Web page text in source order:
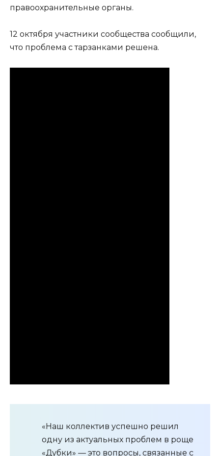
правоохранительные органы.
12 октября участники сообщества сообщили,
что проблема с тарзанками решена.
«Наш коллектив успешно решил
одну из актуальных проблем в роще
«Дубки» — это вопросы, связанные с